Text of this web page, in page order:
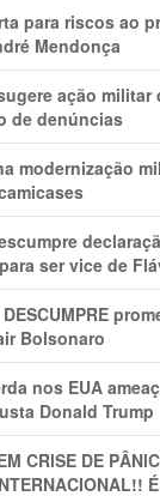
para riscos ao
Mendonça
ação militar
de denúncias
modernização
ser vice de
Bolsonaro
nos EUA
Donald Trump
CRlSE DE